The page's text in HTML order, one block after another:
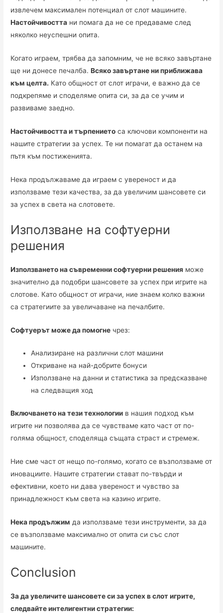
извлечем максимален потенциал от слот машините.
Настойчивостта ни помага да не се предаваме след
няколко неуспешни опита.
Когато играем, трябва да запомним, че не всяко завъртане
ще ни донесе печалба.Всяко завъртане ни приближава
към целта. Като общност от слот играчи, е важно да се
подкрепяме и споделяме опита си, за да се учим и
развиваме заедно.
Настойчивостта и търпението са ключови компоненти на
нашите стратегии за успех. Те ни помагат да останем на
пътя към постиженията.
Нека продължаваме да играем с увереност и да
използваме тези качества, за да увеличим шансовете си
за успех в света на слотовете.
Използване на софтуерни
решения
Използването на съвременни софтуерни решения може
значително да подобри шансовете за успех при игрите на
слотове. Като общност от играчи, ние знаем колко важни
са стратегиите за увеличаване на печалбите.
Софтуерът може да помогне чрез:
Анализиране на различни слот машини
Откриване на най-добрите бонуси
Използване на данни и статистика за предсказване
на следващия ход
Включването на тези технологии в нашия подход към
игрите ни позволява да се чувстваме като част от по-
голяма общност, споделяща същата страст и стремеж.
Ние сме част от нещо по-голямо, когато се възползваме от
иновациите. Нашите стратегии стават по-твърди и
ефективни, което ни дава увереност и чувство за
принадлежност към света на казино игрите.
Нека продължим да използваме тези инструменти, за да
се възползваме максимално от опита си със слот
машините.
Conclusion
За да увеличите шансовете си за успех в слот игрите,
следвайте интелигентни стратегии: